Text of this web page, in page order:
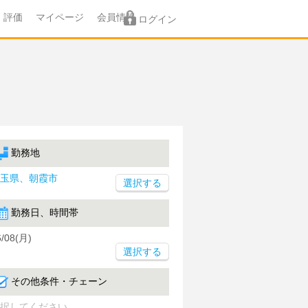
評価 マイページ 会員情報 ログイン
勤務地
県、朝霞市
勤務日、時間帯
08(月)
選択する
その他条件・チェーン